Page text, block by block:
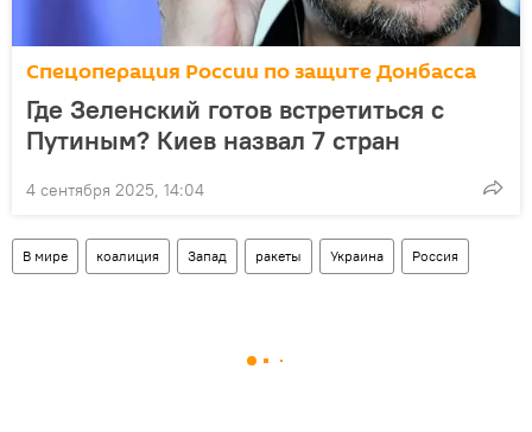
Спецоперация России по защите Донбасса
Где Зеленский готов встретиться с
Путиным? Киев назвал 7 стран
4 сентября 2025, 14:04
В мире коалиция Запад ракеты Украина Россия